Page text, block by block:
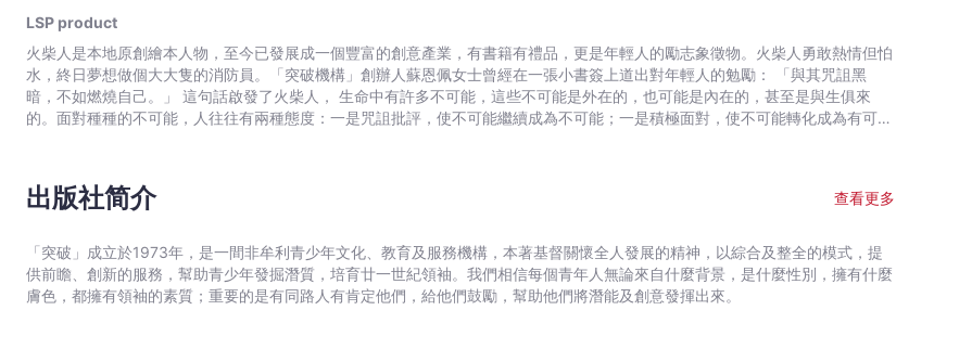
LSP product
火柴人是本地原創繪本人物，至今已發展成一個豐富的創意產業，有書籍有禮品，更是年輕人的勵志象徵物。火柴人勇敢熱情但怕
水，終日夢想做個大大隻的消防員。「突破機構」創辦人蘇恩佩女士曾經在一張小書簽上道出對年輕人的勉勵： 「與其咒詛黑
暗，不如燃燒自己。」 這句話啟發了火柴人， 生命中有許多不可能，這些不可能是外在的，也可能是內在的，甚至是與生俱來
的。面對種種的不可能，人往往有兩種態度：一是咒詛批評，使不可能繼續成為不可能；一是積極面對，使不可能轉化成為有可能
出版社简介 查看更多
「突破」成立於1973年，是一間非牟利青少年文化、教育及服務機構，本著基督關懷全人發展的精神，以綜合及整全的模式，提
供前瞻、創新的服務，幫助青少年發掘潛質，培育廿一世紀領袖。我們相信每個青年人無論來自什麼背景，是什麼性別，擁有什麼
膚色，都擁有領袖的素質；重要的是有同路人有肯定他們，給他們鼓勵，幫助他們將潛能及創意發揮出來。